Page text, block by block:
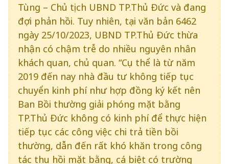
Tùng – Chủ tịch UBND TP.Thủ Đức và đang
đợi phản hồi. Tuy nhiên, tại văn bản 6462
ngày 25/10/2023, UBND TP.Thủ Đức thừa
nhận có chậm trễ do nhiều nguyên nhân
khách quan, chủ quan. “Cụ thể là từ năm
2019 đến nay nhà đầu tư không tiếp tục
chuyển kinh phí như hợp đồng ký kết nên
Ban Bồi thường giải phóng mặt bằng
TP.Thủ Đức không có kinh phí để thực hiện
tiếp tục các công việc chi trả tiền bồi
thường, dẫn đến rất khó khăn trong công
tác thu hồi mặt bằng, cá biệt có trường